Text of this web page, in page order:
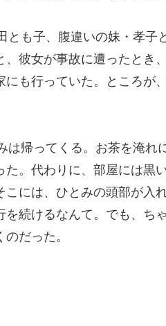
とも子、腹違いの妹・孝子
彼女が事故に遭ったとき
も行っていた。ところが
は帰ってくる。お茶を淹れ
。代わりに、部屋には黒
には、ひとみの頭部が入
続けるなんて。でも、ち
だった。